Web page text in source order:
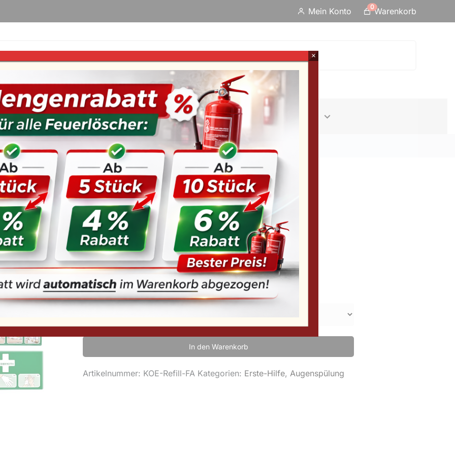
Mein Konto Warenkorb
0
Fettbrand-Feuerlöscher Zubehör Erste-Hilfe
13tlg.
Refill für Cederroth First Aid –
Nachfüllset 13tlg.
129,90€
inkl. MwSt. inkl.Versandkosten
In den Warenkorb
Artikelnummer: KOE-Refill-FA Kategorien: Erste-Hilfe, Augenspülung
×